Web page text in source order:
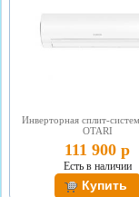
Инверторная сплит-
OTARI
111 900 р
Есть в наличии